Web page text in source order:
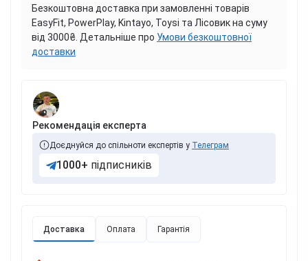
Доставка Оплата Гарантія
Безкоштовна доставка при замовленні товарів
EasyFit, PowerPlay, Kintayo, Toysi та Лісовик на суму
від 3000₴. Детальніше про Умови безкоштовної
доставки
Рекомендація експерта
Доєднуйся до спільноти експертів у Телеграм
1000+ підписників